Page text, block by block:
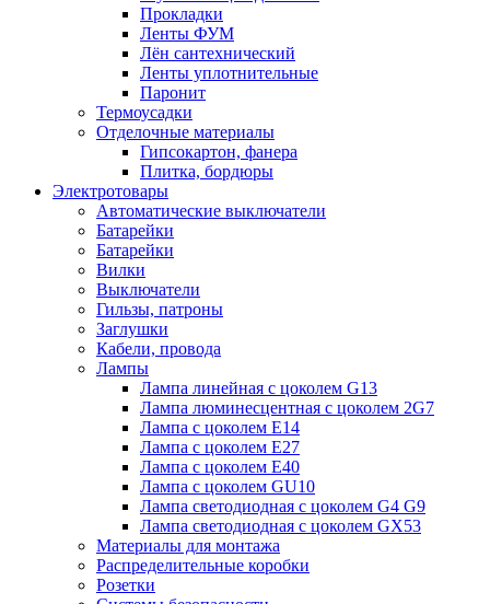
Прокладки
Ленты ФУМ
Лён сантехнический
Ленты уплотнительные
Паронит
Термоусадки
Отделочные материалы
Гипсокартон, фанера
Плитка, бордюры
Электротовары
Автоматические выключатели
Батарейки
Батарейки
Вилки
Выключатели
Гильзы, патроны
Заглушки
Кабели, провода
Лампы
Лампа линейная с цоколем G13
Лампа люминесцентная с цоколем 2G7
Лампа с цоколем E14
Лампа с цоколем E27
Лампа с цоколем E40
Лампа с цоколем GU10
Лампа светодиодная с цоколем G4 G9
Лампа светодиодная с цоколем GX53
Материалы для монтажа
Распределительные коробки
Розетки